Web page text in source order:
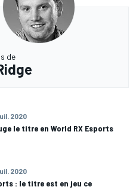
de
2020
le titre en World RX Esports
2020
: le titre est en jeu ce